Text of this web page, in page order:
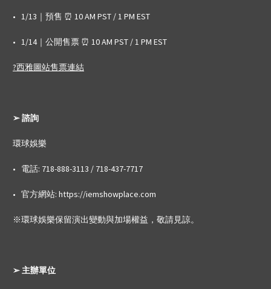
• 1/13｜預售 ⏰ 10 AM PST / 1 PM EST
• 1/14｜公開售票 ⏰ 10 AM PST / 1 PM EST
?西雅圖站售票連結
➢ 諮詢
環球娛樂
• 電話: 718-888-3113 / 718-437-7717
• 官方網站: https://iemshowplace.com
※環球娛樂保留演出變動與加場權益，敬請見諒。
➢ 主辦單位